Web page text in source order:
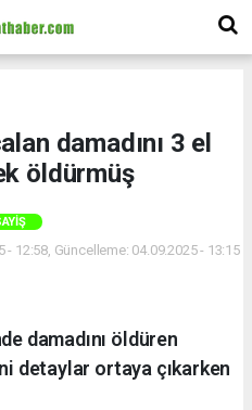
damadını 3 el
öldürmüş
- 12:58, Güncelleme: 04.09.2025 - 13:15
damadını öldüren
detaylar ortaya çıkarken